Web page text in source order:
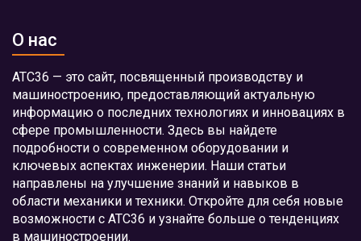
О нас
АТС36 — это сайт, посвященный производству и
машиностроению, предоставляющий актуальную
информацию о последних технологиях и инновациях в
сфере промышленности. Здесь вы найдете
подробности о современном оборудовании и
ключевых аспектах инженерии. Наши статьи
направлены на улучшение знаний и навыков в
области механики и техники. Откройте для себя новые
возможности с АТС36 и узнайте больше о тенденциях
в машиностроении.